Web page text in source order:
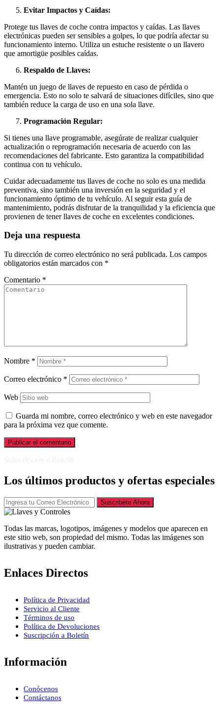
Evitar Impactos y Caídas:
Protege tus llaves de coche contra impactos y caídas. Las llaves
electrónicas pueden ser sensibles a golpes, lo que podría afectar su
funcionamiento interno. Utiliza un estuche resistente o un llavero
que amortigüe posibles caídas.
Respaldo de Llaves:
Mantén un juego de llaves de repuesto en caso de pérdida o
emergencia. Esto no solo te salvará de situaciones difíciles, sino que
también reduce la carga de uso en una sola llave.
Programación Regular:
Si tienes una llave programable, asegúrate de realizar cualquier
actualización o reprogramación necesaria de acuerdo con las
recomendaciones del fabricante. Esto garantiza la compatibilidad
continua con tu vehículo.
Cuidar adecuadamente tus llaves de coche no solo es una medida
preventiva, sino también una inversión en la seguridad y el
funcionamiento óptimo de tu vehículo. Al seguir esta guía de
mantenimiento, podrás disfrutar de la tranquilidad y la eficiencia que
provienen de tener llaves de coche en excelentes condiciones.
Deja una respuesta
Tu dirección de correo electrónico no será publicada. Los campos
obligatorios están marcados con *
Comentario *
Nombre *
Correo electrónico *
Web
Guarda mi nombre, correo electrónico y web en este navegador
para la próxima vez que comente.
Los últimos productos y ofertas especiales
Suscribete Ahora
Todas las marcas, logotipos, imágenes y modelos que aparecen en
este sitio web, son propiedad del mismo. Todas las imágenes son
ilustrativas y pueden cambiar.
Enlaces Directos
Política de Privacidad
Servicio al Cliente
Términos de uso
Política de Devoluciones
Suscripción a Boletín
Información
Conócenos
Contáctanos